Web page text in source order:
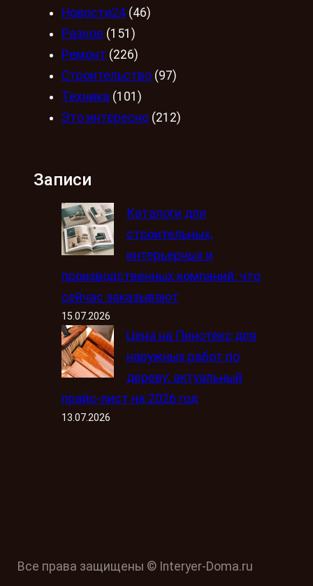
Новости24 (46)
Разное (151)
Ремонт (226)
Строительство (97)
Техника (101)
Это интересно (212)
Записи
Каталоги для
строительных,
интерьерных и
производственных компаний: что
сейчас заказывают
15.07.2026
Цена на Пинотекс для
наружных работ по
дереву: актуальный
прайс-лист на 2026 год
13.07.2026
Все права защищены © Interyer-Doma.ru